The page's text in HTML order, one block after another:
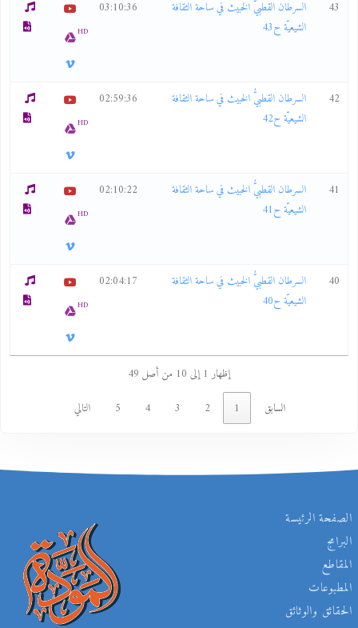
43
السرطان القطبيُّ الخبيث في ساحة الثقافة
الشيعيّة ح43
03:10:36
HD
42
السرطان القطبيُّ الخبيث في ساحة الثقافة
الشيعيّة ح42
02:59:36
HD
41
السرطان القطبيُّ الخبيث في ساحة الثقافة
الشيعيّة ح41
02:10:22
HD
40
السرطان القطبيُّ الخبيث في ساحة الثقافة
الشيعيّة ح40
02:04:17
HD
إظهار 1 إلى 10 من أصل 49
السابق
2 التالي
الصفحة الرئيسة
البرامج
المقاطع
المطبوعات
الحقائق والوثائق